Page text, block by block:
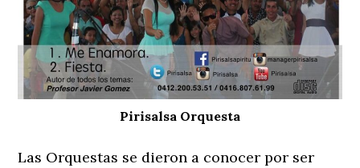
Pirisalsa Orquesta
Las Orquestas se dieron a conocer por ser